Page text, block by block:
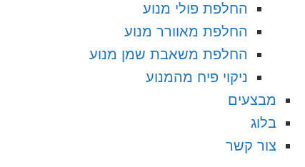
החלפת פולי מנוע
החלפת מאוורר מנוע
החלפת משאבת שמן מנוע
ניקוי פיח מהמנוע
מבצעים
בלוג
צור קשר